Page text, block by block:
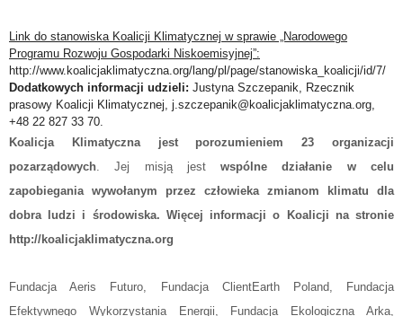
Link do stanowiska Koalicji Klimatycznej w sprawie „Narodowego
Programu Rozwoju Gospodarki Niskoemisyjnej”:
http://www.koalicjaklimatyczna.org/lang/pl/page/stanowiska_koalicji/id/7/
Dodatkowych informacji udzieli: Justyna Szczepanik, Rzecznik
prasowy Koalicji Klimatycznej, j.szczepanik@koalicjaklimatyczna.org,
+48 22 827 33 70.
Koalicja Klimatycznajest porozumieniem 23 organizacji
pozarządowych . Jej misją jestwspólne działanie w celu
zapobiegania wywołanym przez człowieka zmianom klimatu dla
dobra ludzi i środowiska. Więcej informacji o Koalicji na stronie
http://koalicjaklimatyczna.org
Fundacja Aeris Futuro, Fundacja ClientEarth Poland,
Fundacja
Efektywnego Wykorzystania Energii, Fundacja Ekologiczna Arka,